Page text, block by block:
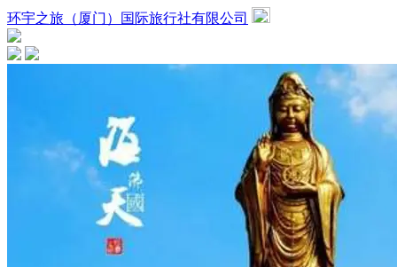
环宇之旅（厦门）国际旅行社有限公司